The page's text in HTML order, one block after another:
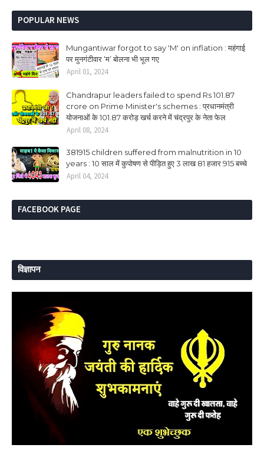
POPULAR NEWS
Mungantiwar forgot to say 'M' on inflation : महंगाई
पर मुनगंटीवार ‘म’ बोलना भी भूल गए
April 01, 2024
Chandrapur leaders failed to spend Rs 101.87
crore on Prime Minister's schemes : प्रधानमंत्री
योजनाओं के 101.87 करोड़ खर्च करने में चंद्रपुर के नेता फेल
April 08, 2024
381915 children suffered from malnutrition in 10
years : 10 साल में कुपोषण से पीड़ित हुए 3 लाख 81 हजार 915 बच्चे
April 04, 2024
FACEBOOK PAGE
विज्ञापन